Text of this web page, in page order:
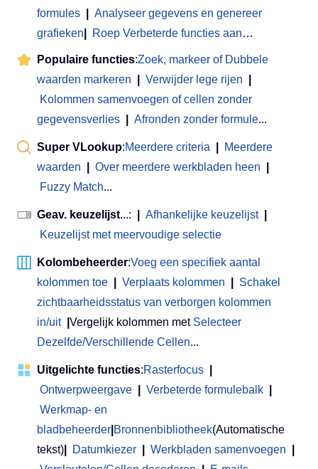
formules
Analyseer gegevens en genereer
grafieken
Roep Verbeterde functies aan…
Populaire functies:Zoek, markeer of Dubbele
waarden markeren
Verwijder lege rijen
Kolommen samenvoegen of cellen zonder
gegevensverlies
Afronden zonder formule...
Super VLookup:Meerdere criteria
Meerdere
waarden
Over meerdere werkbladen heen
Fuzzy Match...
Geav. keuzelijst...: Afhankelijke keuzelijst
Keuzelijst met meervoudige selectie
Kolombeheerder:Voeg een specifiek aantal
kolommen toe
Verplaats kolommen
Schakel
zichtbaarheidsstatus van verborgen kolommen
in/uit
Vergelijk kolommen met Selecteer
Dezelfde/Verschillende Cellen...
Uitgelichte functies:Rasterfocus
Ontwerpweergave
Verbeterde formulebalk
Werkmap- en
bladbeheerder Bronnenbibliotheek(Automatische
tekst)
Datumkiezer Werkbladen samenvoegen